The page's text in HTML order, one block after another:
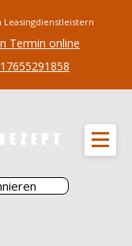
Termin online